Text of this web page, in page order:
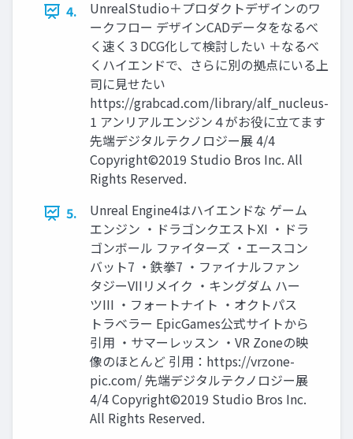
4.
UnrealStudio＋プロダクトデザインのワ
ークフロー デザインCADデータをなるべ
く速く３DCG化して検討したい ＋なるべ
くハイエンドで、さらに別の拠点にいる上
司に見せたい
https://grabcad.com/library/alf_nucleus-
1 アンリアルエンジン４がお役に立てます
先端デジタルテクノロジー展 4/4
Copyright©2019 Studio Bros Inc. All
Rights Reserved.
5.
Unreal Engine4はハイエンドな ゲーム
エンジン ・ドラゴンクエストXI ・ドラ
ゴンボール ファイターズ ・エースコン
バット7 ・鉄拳7 ・ファイナルファン
タジーVIIリメイク ・キングダム ハー
ツIII ・フォートナイト ・オクトパス
トラベラー EpicGames公式サイトから
引用 ・サマーレッスン ・VR Zoneの映
像のほとんど 引用：https://vrzone-
pic.com/ 先端デジタルテクノロジー展
4/4 Copyright©2019 Studio Bros Inc.
All Rights Reserved.